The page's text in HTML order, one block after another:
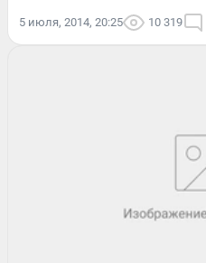
5 июля, 2014, 20:25 10 319